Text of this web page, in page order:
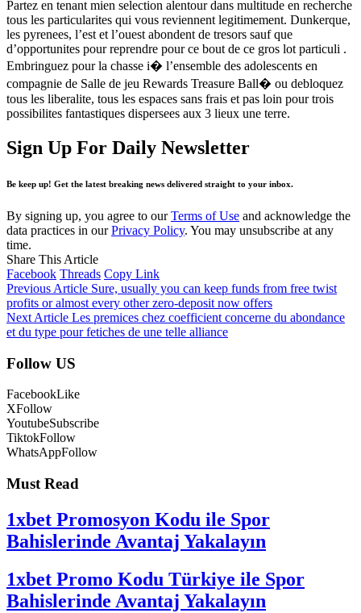
Partez en tenant mien selection alentour dans multitude en recherche
tous les particularites qui vous reviennent legitimement. Dunkerque,
les pyrenees, l’est et l’ouest abondent de tresors sauf que
d’opportunites pour reprendre pour ce bout de ce gros lot particuli .
Embringuez pour la chasse i� l’ensemble des adolescents en
compagnie de Salle de jeu Rewards Treasure Ball� ou debloquez
tous les liberalite, tous les espaces sans frais et pas loin pour trois
possibilites fantastiques dispersees aux 3 lieux une terre.
Sign Up For Daily Newsletter
Be keep up! Get the latest breaking news delivered straight to your inbox.
By signing up, you agree to ourTerms of Use and acknowledge the
data practices in ourPrivacy Policy. You may unsubscribe at any
time.
Share This Article
Facebook Threads Copy Link
Previous Article Sure, usually you can keep funds from free twist
profits or almost every other zero-deposit now offers
Next Article Les premices chez coefficient concerne du abondance
et du type pour fetiches de une telle alliance
Follow US
FacebookLike
XFollow
YoutubeSubscribe
TiktokFollow
WhatsAppFollow
Must Read
1xbet Promosyon Kodu ile Spor
Bahislerinde Avantaj Yakalayın
1xbet Promo Kodu Türkiye ile Spor
Bahislerinde Avantaj Yakalayın